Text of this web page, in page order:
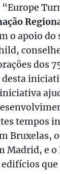
o apoio
dos
iniciativa
tempos
Bruxelas,
Madrid, e o